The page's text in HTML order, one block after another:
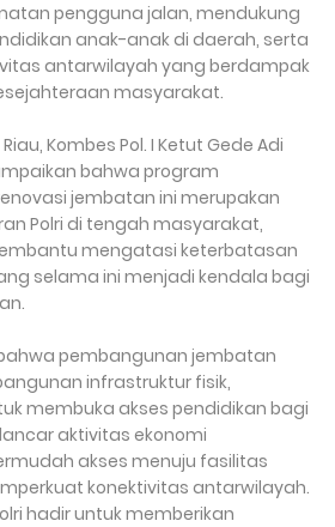
pengguna jalan, mendukung
anak-anak di daerah, serta
antarwilayah yang berdampak
masyarakat.
Kombes Pol. I Ketut Gede Adi
bahwa program
jembatan ini merupakan
Polri di tengah masyarakat,
mengatasi keterbatasan
selama ini menjadi kendala bagi
pembangunan jembatan
infrastruktur fisik,
membuka akses pendidikan bagi
aktivitas ekonomi
akses menuju fasilitas
konektivitas antarwilayah.
hadir untuk memberikan